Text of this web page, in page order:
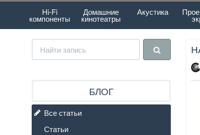
Hi-Fi
компоненты
Домашние
кинотеатры
Акустика
БЛОГ
Все статьи
Статьи